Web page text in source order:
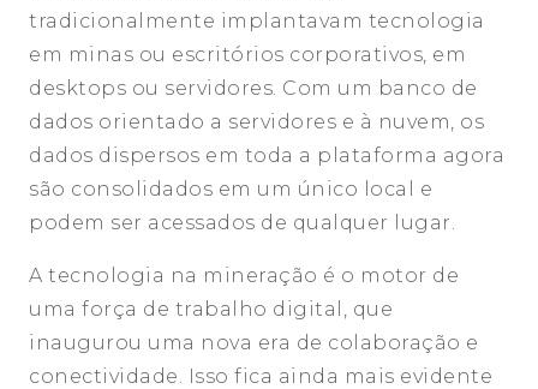
tradicionalmente implantavam tecnologia
em minas ou escritórios corporativos, em
desktops ou servidores. Com um banco de
dados orientado a servidores e à nuvem, os
dados dispersos em toda a plataforma agora
são consolidados em um único local e
podem ser acessados ​​de qualquer lugar.
A tecnologia na mineração é o motor de
uma força de trabalho digital, que
inaugurou uma nova era de colaboração e
conectividade. Isso fica ainda mais evidente